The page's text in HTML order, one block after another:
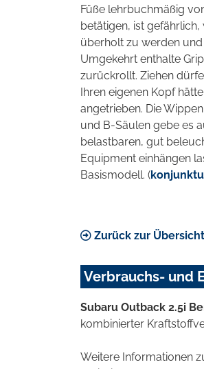
Füße lehrbuchmäßig
betätigen, ist
überholt zu werden und
Umgekehrt enthalte
zurückrollt. Ziehen
Ihren eigenen Kopf
angetrieben. Die
und B-Säulen gebe es
belastbaren, gut
Equipment einhängen
Basismodell. (
Zurück zur
Verbrauchs- und
Subaru Outback 2.5i
kombinierter
Weitere Informationen